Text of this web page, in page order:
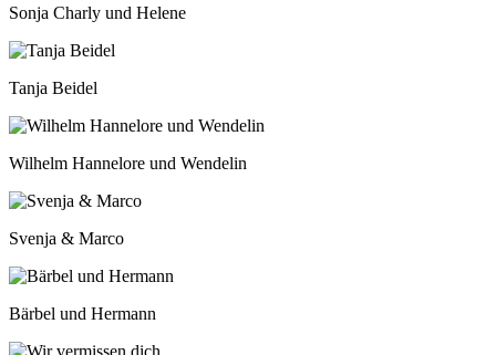
Sonja Charly und Helene
Tanja Beidel
Wilhelm Hannelore und Wendelin
Svenja & Marco
Bärbel und Hermann